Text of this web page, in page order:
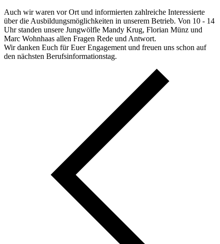
Auch wir waren vor Ort und informierten zahlreiche Interessierte
über die Ausbildungsmöglichkeiten in unserem Betrieb. Von 10 - 14
Uhr standen unsere Jungwölfle Mandy Krug, Florian Münz und
Marc Wohnhaas allen Fragen Rede und Antwort.
Wir danken Euch für Euer Engagement und freuen uns schon auf
den nächsten Berufsinformationstag.